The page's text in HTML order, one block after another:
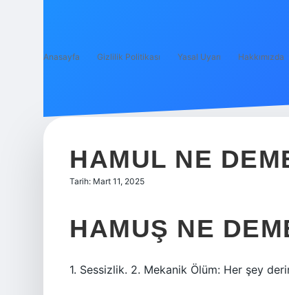
Anasayfa Gizlilik Politikası Yasal Uyarı Hakkımızda
HAMUL NE
Tarih: Mart 11, 2025
HAMUŞ NE
1. Sessizlik. 2. Mekanik Ölüm: Her şey